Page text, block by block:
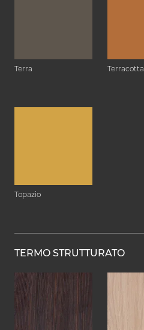
Terra Terracotta
Topazio
TERMO STRUTTURATO